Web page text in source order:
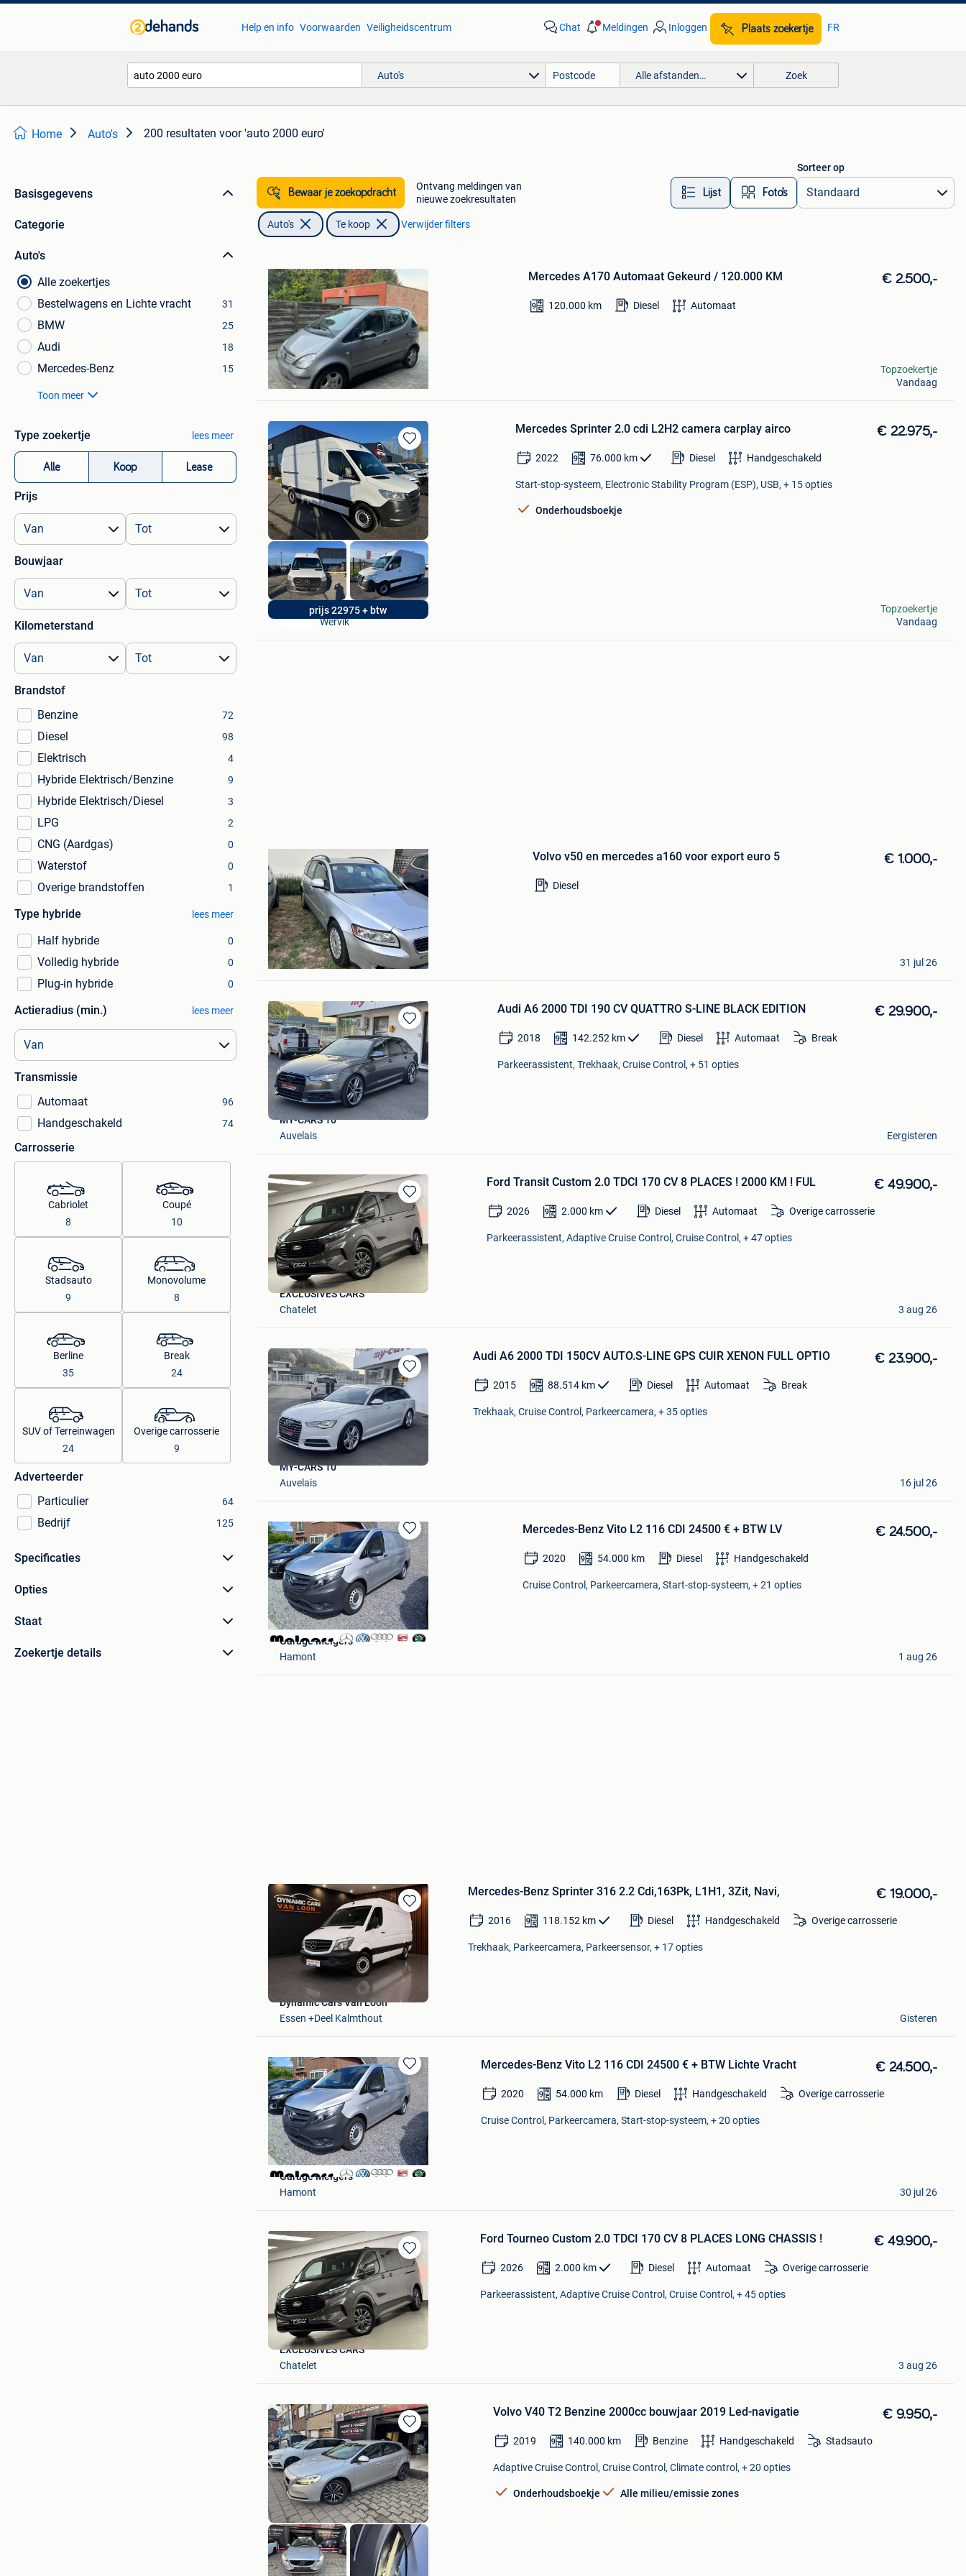
Help en info Voorwaarden Veiligheidscentrum Chat Meldingen Inloggen Plaats zoekertje FR
Auto's Alle afstanden… Zoek
Home Auto's 200 resultaten voor 'auto 2000 euro'
Basisgegevens
Categorie
Auto's
Alle zoekertjes
Bestelwagens en Lichte vracht
31
BMW 25
Audi 18
Mercedes-Benz 15
Toon meer
Type zoekertje lees meer
Alle Koop Lease
Prijs
Bouwjaar
Kilometerstand
Brandstof
Benzine
72
Diesel 98
Elektrisch 4
Hybride Elektrisch/Benzine 9
Hybride Elektrisch/Diesel 3
LPG 2
CNG (Aardgas) 0
Waterstof 0
Overige brandstoffen 1
Type hybride lees meer
Half hybride 0
Volledig hybride 0
Plug-in hybride 0
Actieradius (min.) lees meer
Transmissie
Automaat
96
Handgeschakeld 74
Carrosserie
Cabriolet
8
Coupé
10
Stadsauto
9
Monovolume
8
Berline
35
Break
24
SUV of Terreinwagen
24
Overige carrosserie
9
Adverteerder
Particulier
64
Bedrijf 125
Specificaties
Opties
Staat
Zoekertje details
Bewaar je zoekopdracht
Ontvang meldingen van
nieuwe zoekresultaten
Lijst Foto’s
Sorteer op
Auto's Te koop Verwijder filters
Bewaren
in
Mijn
Favorieten
Mercedes A170 Automaat Gekeurd / 120.000 KM € 2.500,-
120.000 km Diesel Automaat
Sarah
Dilsen
Topzoekertje
Vandaag
Bewaren
in
Mijn
Favorieten
prijs 22975 + btw
Mercedes Sprinter 2.0 cdi L2H2 camera carplay airco € 22.975,-
2022 76.000 km Diesel Handgeschakeld
Start-stop-systeem, Electronic Stability Program (ESP), USB, + 15 opties
Onderhoudsboekje
PR Motors
Wervik
Topzoekertje
Vandaag
Mijn
Favorieten
Volvo v50 en mercedes a160 voor export euro 5 € 1.000,-
Diesel
export auto’s
Ranst
31 jul 26
Bewaren
in
Mijn
Favorieten
Audi A6 2000 TDI 190 CV QUATTRO S-LINE BLACK EDITION € 29.900,-
2018 142.252 km Diesel Automaat Break
Parkeerassistent, Trekhaak, Cruise Control, + 51 opties
MY-CARS 10
Auvelais
Eergisteren
Bewaren
in
Mijn
Favorieten
Ford Transit Custom 2.0 TDCI 170 CV 8 PLACES ! 2000 KM ! FUL € 49.900,-
2026 2.000 km Diesel Automaat Overige carrosserie
Parkeerassistent, Adaptive Cruise Control, Cruise Control, + 47 opties
EXCLUSIVES CARS
Chatelet
3 aug 26
Bewaren
in
Mijn
Favorieten
Audi A6 2000 TDI 150CV AUTO.S-LINE GPS CUIR XENON FULL OPTIO € 23.900,-
2015 88.514 km Diesel Automaat Break
Trekhaak, Cruise Control, Parkeercamera, + 35 opties
MY-CARS 10
Auvelais
16 jul 26
Bewaren
in
Mijn
Favorieten
Mercedes-Benz Vito L2 116 CDI 24500 € + BTW LV € 24.500,-
2020 54.000 km Diesel Handgeschakeld
Cruise Control, Parkeercamera, Start-stop-systeem, + 21 opties
Garage Melgers
Hamont
1 aug 26
Bewaren
Mijn
Favorieten
Mercedes-Benz Sprinter 316 2.2 Cdi,163Pk, L1H1, 3Zit, Navi, € 19.000,-
2016 118.152 km Diesel Handgeschakeld Overige carrosserie
Trekhaak, Parkeercamera, Parkeersensor, + 17 opties
Dynamic Cars Van Loon
Essen +Deel Kalmthout
Gisteren
Bewaren
in
Mijn
Favorieten
Mercedes-Benz Vito L2 116 CDI 24500 € + BTW Lichte Vracht € 24.500,-
2020 54.000 km Diesel Handgeschakeld Overige carrosserie
Cruise Control, Parkeercamera, Start-stop-systeem, + 20 opties
Garage Melgers
Hamont
30 jul 26
Bewaren
in
Mijn
Favorieten
Ford Tourneo Custom 2.0 TDCI 170 CV 8 PLACES LONG CHASSIS ! € 49.900,-
2026 2.000 km Diesel Automaat Overige carrosserie
Parkeerassistent, Adaptive Cruise Control, Cruise Control, + 45 opties
EXCLUSIVES CARS
Chatelet
3 aug 26
Bewaren
in
Mijn
Favorieten
Volvo V40 T2 Benzine 2000cc bouwjaar 2019 Led-navigatie € 9.950,-
2019 140.000 km Benzine Handgeschakeld Stadsauto
Adaptive Cruise Control, Cruise Control, Climate control, + 20 opties
Onderhoudsboekje Alle milieu/emissie zones